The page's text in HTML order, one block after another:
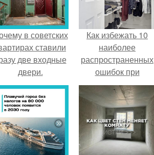
в советских
ставили
две входные
двери.
Как избежать 10
наиболее
распространенных
ошибок при
обустройстве
гардеробной